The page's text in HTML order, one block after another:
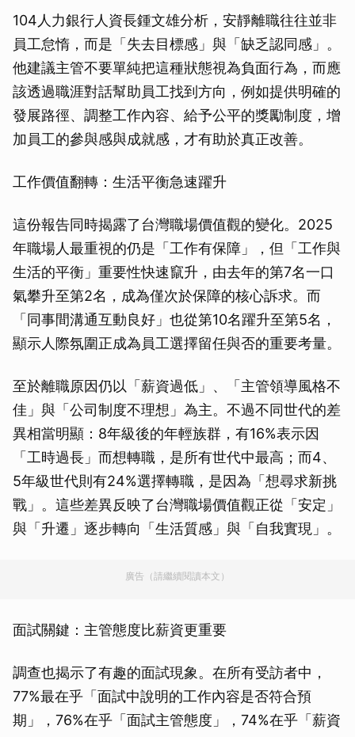
104人力銀行人資長鍾文雄分析，安靜離職往往並非
員工怠惰，而是「失去目標感」與「缺乏認同感」。
他建議主管不要單純把這種狀態視為負面行為，而應
該透過職涯對話幫助員工找到方向，例如提供明確的
發展路徑、調整工作內容、給予公平的獎勵制度，增
加員工的參與感與成就感，才有助於真正改善。
工作價值翻轉：生活平衡急速躍升
這份報告同時揭露了台灣職場價值觀的變化。2025
年職場人最重視的仍是「工作有保障」，但「工作與
生活的平衡」重要性快速竄升，由去年的第7名一口
氣攀升至第2名，成為僅次於保障的核心訴求。而
「同事間溝通互動良好」也從第10名躍升至第5名，
顯示人際氛圍正成為員工選擇留任與否的重要考量。
至於離職原因仍以「薪資過低」、「主管領導風格不
佳」與「公司制度不理想」為主。不過不同世代的差
異相當明顯：8年級後的年輕族群，有16%表示因
「工時過長」而想轉職，是所有世代中最高；而4、
5年級世代則有24%選擇轉職，是因為「想尋求新挑
戰」。這些差異反映了台灣職場價值觀正從「安定」
與「升遷」逐步轉向「生活質感」與「自我實現」。
廣告（請繼續閱讀本文）
面試關鍵：主管態度比薪資更重要
調查也揭示了有趣的面試現象。在所有受訪者中，
77%最在乎「面試中說明的工作內容是否符合預
期」，76%在乎「面試主管態度」，74%在乎「薪資